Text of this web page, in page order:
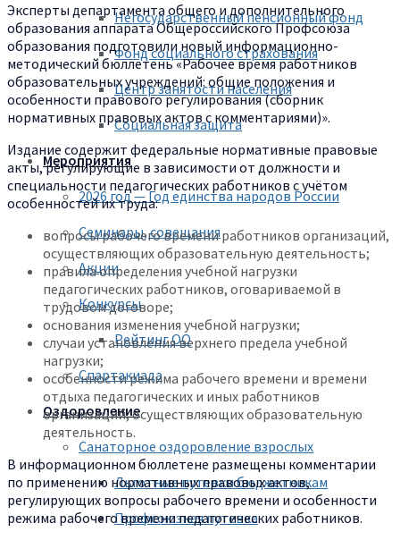
Негосударственный пенсионный фонд
Фонд социального страхования
Центр занятости населения
Социальная защита
Мероприятия
2026 год — Год единства народов России
Семинары, совещания
Акции
Конкурсы
Рейтинг ОО
Спартакиада
Оздоровление
Санаторное оздоровление взрослых
Льготные путевки бюджетникам
Профсоюзная путевка
Эксперты департамента общего и дополнительного
образования аппарата Общероссийского Профсоюза
образования подготовили новый информационно-
методический бюллетень «Рабочее время работников
образовательных учреждений: общие положения и
особенности правового регулирования (сборник
нормативных правовых актов с комментариями)».
Издание содержит федеральные нормативные правовые
акты, регулирующие в зависимости от должности и
специальности педагогических работников с учётом
особенностей их труда:
вопросы рабочего времени работников организаций,
осуществляющих образовательную деятельность;
правила определения учебной нагрузки
педагогических работников, оговариваемой в
трудовом договоре;
основания изменения учебной нагрузки;
случаи установления верхнего предела учебной
нагрузки;
особенности режима рабочего времени и времени
отдыха педагогических и иных работников
организаций, осуществляющих образовательную
деятельность.
В информационном бюллетене размещены комментарии
по применению нормативных правовых актов,
регулирующих вопросы рабочего времени и особенности
режима рабочего времени педагогических работников.